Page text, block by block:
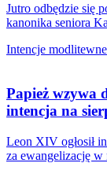
Jutro odbędzie się
kanonika seniora
Intencje modlitewne
Papież wzywa
intencja na
Leon XIV ogłosił
za ewangelizację w